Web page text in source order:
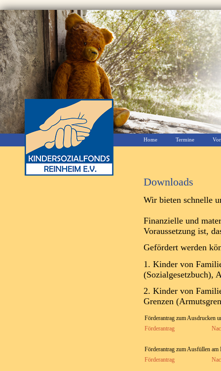
Home Termine
Downloads
Wir bieten schnelle
Finanzielle und
Voraussetzung ist,
Gefördert werden
1. Kinder von
(Sozialgesetzbuch),
2. Kinder von
Grenzen
Förderantrag zum Ausdrucken
Förderantrag
Förderantrag zum Ausfüllen am
Förderantrag